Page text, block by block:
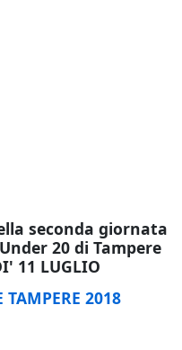
seconda giornata
20 di Tampere
11 LUGLIO
TAMPERE 2018